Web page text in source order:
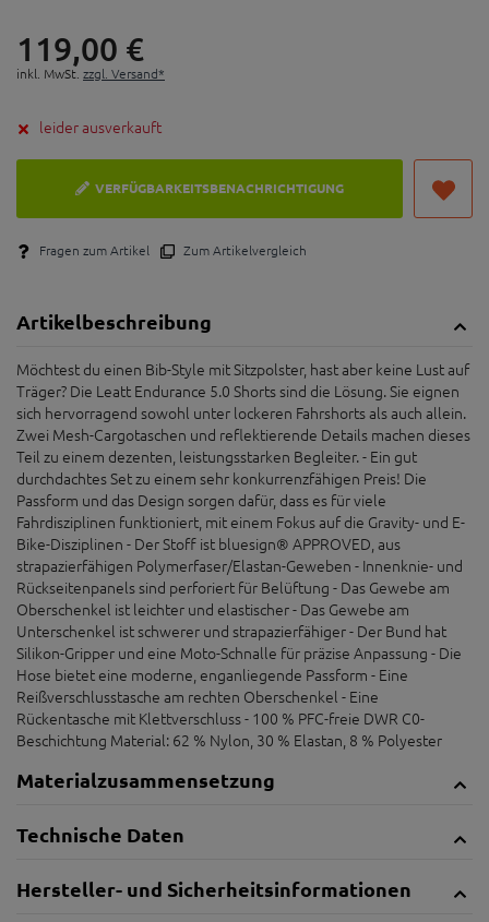
119,00 €
inkl. MwSt. zzgl. Versand*
leider ausverkauft
VERFÜGBARKEITSBENACHRICHTIGUNG
Fragen zum Artikel Zum Artikelvergleich
Artikelbeschreibung
Möchtest du einen Bib-Style mit Sitzpolster, hast aber keine Lust auf
Träger? Die Leatt Endurance 5.0 Shorts sind die Lösung. Sie eignen
sich hervorragend sowohl unter lockeren Fahrshorts als auch allein.
Zwei Mesh-Cargotaschen und reflektierende Details machen dieses
Teil zu einem dezenten, leistungsstarken Begleiter. - Ein gut
durchdachtes Set zu einem sehr konkurrenzfähigen Preis! Die
Passform und das Design sorgen dafür, dass es für viele
Fahrdisziplinen funktioniert, mit einem Fokus auf die Gravity- und E-
Bike-Disziplinen - Der Stoff ist bluesign® APPROVED, aus
strapazierfähigen Polymerfaser/Elastan-Geweben - Innenknie- und
Rückseitenpanels sind perforiert für Belüftung - Das Gewebe am
Oberschenkel ist leichter und elastischer - Das Gewebe am
Unterschenkel ist schwerer und strapazierfähiger - Der Bund hat
Silikon-Gripper und eine Moto-Schnalle für präzise Anpassung - Die
Hose bietet eine moderne, enganliegende Passform - Eine
Reißverschlusstasche am rechten Oberschenkel - Eine
Rückentasche mit Klettverschluss - 100 % PFC-freie DWR C0-
Beschichtung Material: 62 % Nylon, 30 % Elastan, 8 % Polyester
Materialzusammensetzung
Technische Daten
Hersteller- und Sicherheitsinformationen